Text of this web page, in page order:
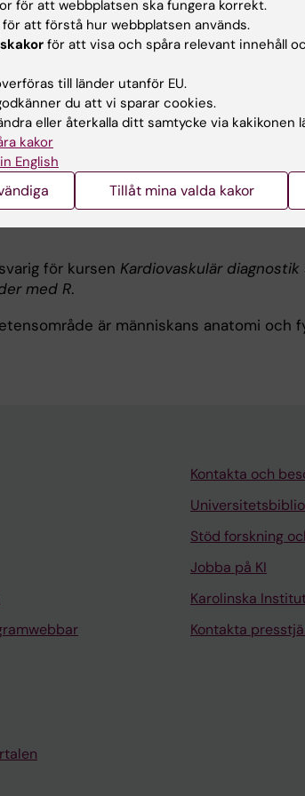
och under extrema fysiologiska
inriktad på utbildningsprogrammen på
fysioterapeutprogrammet,
Jag undervisar även på
fysiologi och farmakologi samt
för kursen Kardiovaskulär diagnostik
med R.
är människans anatomi och
Kontakta och
Stöd forskning
Jobba på KI
Karolinska
Kontakta
för att webbplatsen ska fungera korrekt.
för att förstå hur webbplatsen används.
för att visa och spåra relevant innehåll
till länder utanför EU.
du att vi sparar cookies.
eller återkalla ditt samtycke via kakikonen
kakor
English
Tillåt mina valda kakor